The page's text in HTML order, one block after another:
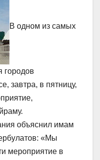
В одном из самых
городов
завтра, в пятницу,
объяснил имам
«Мы
мероприятие в